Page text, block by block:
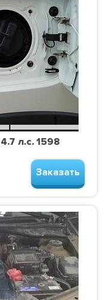
л.с. 1598
Заказать